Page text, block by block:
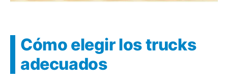
Cómo elegir los trucks
adecuados